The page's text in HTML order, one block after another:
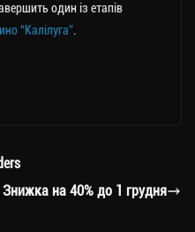
один із етапів
“Калілуга”
ли
ти
Знижка на 40% до 1 грудня